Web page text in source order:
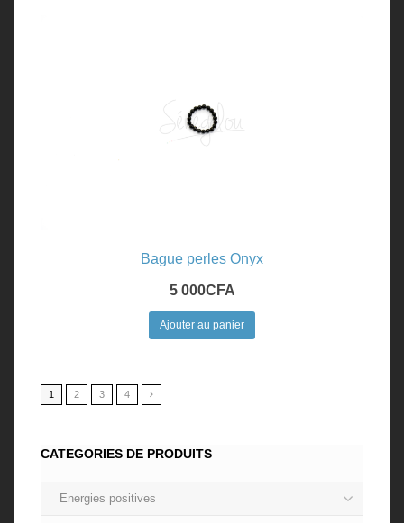
Bague perles Onyx
5 000CFA
Ajouter au panier
1 2 3 4
CATEGORIES DE PRODUITS